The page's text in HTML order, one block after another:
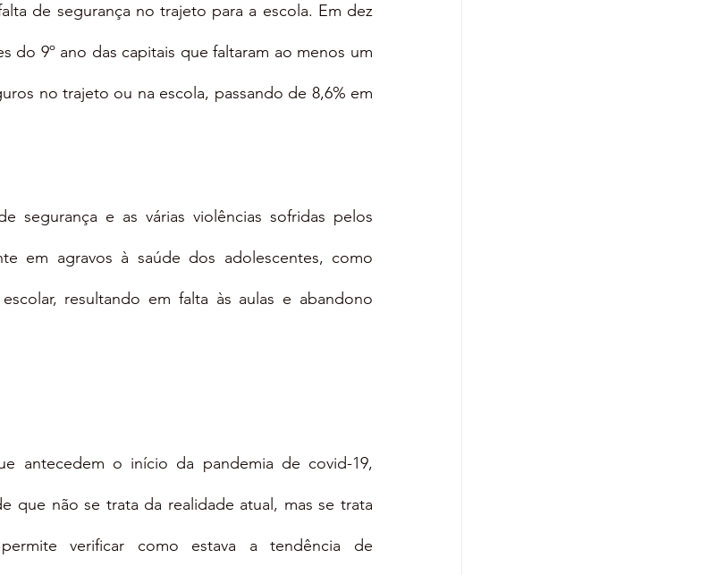
de segurança no trajeto para a escola. Em dez
do 9º ano das capitais que faltaram ao menos um
no trajeto ou na escola, passando de 8,6% em
segurança e as várias violências sofridas pelos
em agravos à saúde dos adolescentes, como
resultando em falta às aulas e abandono
antecedem o início da pandemia de covid-19,
que não se trata da realidade atual, mas se trata
verificar como estava a tendência de